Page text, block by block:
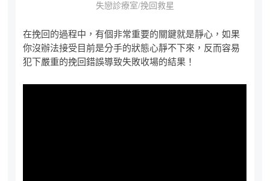
失戀診療室/挽回救星
在挽回的過程中，有個非常重要的關鍵就是靜心，如果
你沒辦法接受目前是分手的狀態心靜不下來，反而容易
犯下嚴重的挽回錯誤導致失敗收場的結果！